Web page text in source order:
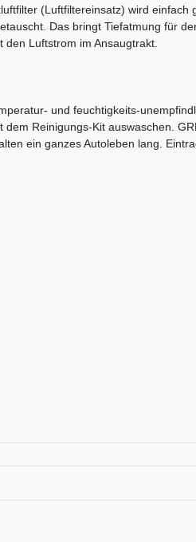
(Luftfiltereinsatz) wird
Das bringt Tiefatmung für
Luftstrom im Ansaugtrakt.
und feuchtigkeits-
dem Reinigungs-Kit auswaschen.
ein ganzes Autoleben lang.